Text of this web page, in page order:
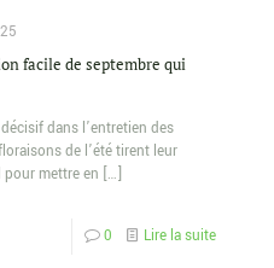
facile de septembre qui
dans l’entretien des
de l’été tirent leur
pour mettre en […]
0 Lire la suite